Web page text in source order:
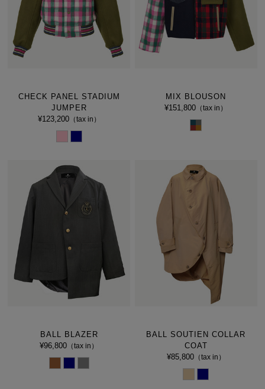
CHECK PANEL STADIUM
JUMPER
¥123,200（tax in）
MIX BLOUSON
¥151,800 （tax in）
BALL BLAZER
¥96,800 （tax in）
BALL SOUTIEN COLLAR
COAT
¥85,800（tax in）